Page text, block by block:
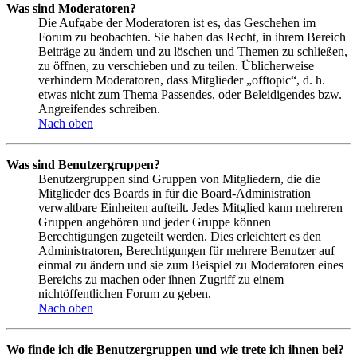
Was sind Moderatoren?
Die Aufgabe der Moderatoren ist es, das Geschehen im
Forum zu beobachten. Sie haben das Recht, in ihrem Bereich
Beiträge zu ändern und zu löschen und Themen zu schließen,
zu öffnen, zu verschieben und zu teilen. Üblicherweise
verhindern Moderatoren, dass Mitglieder „offtopic“, d. h.
etwas nicht zum Thema Passendes, oder Beleidigendes bzw.
Angreifendes schreiben.
Nach oben
Was sind Benutzergruppen?
Benutzergruppen sind Gruppen von Mitgliedern, die die
Mitglieder des Boards in für die Board-Administration
verwaltbare Einheiten aufteilt. Jedes Mitglied kann mehreren
Gruppen angehören und jeder Gruppe können
Berechtigungen zugeteilt werden. Dies erleichtert es den
Administratoren, Berechtigungen für mehrere Benutzer auf
einmal zu ändern und sie zum Beispiel zu Moderatoren eines
Bereichs zu machen oder ihnen Zugriff zu einem
nichtöffentlichen Forum zu geben.
Nach oben
Wo finde ich die Benutzergruppen und wie trete ich ihnen bei?